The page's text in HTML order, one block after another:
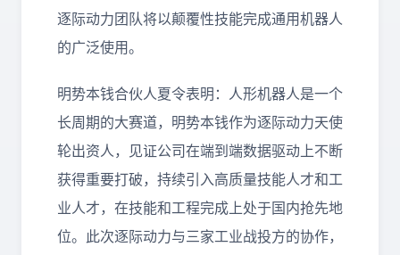
逐际动力团队将以颠覆性技能完成通用机器人
的广泛使用。
明势本钱合伙人夏令表明：人形机器人是一个
长周期的大赛道，明势本钱作为逐际动力天使
轮出资人，见证公司在端到端数据驱动上不断
获得重要打破，持续引入高质量技能人才和工
业人才，在技能和工程完成上处于国内抢先地
位。此次逐际动力与三家工业战投方的协作，